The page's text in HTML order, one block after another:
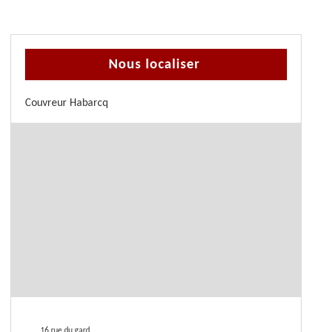
Nous localiser
Couvreur Habarcq